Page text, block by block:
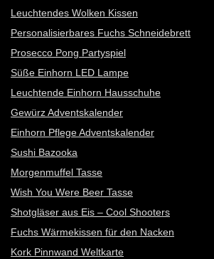
Leuchtendes Wolken Kissen
Personalisierbares Fuchs Schneidebrett
Prosecco Pong Partyspiel
Süße Einhorn LED Lampe
Leuchtende Einhorn Hausschuhe
Gewürz Adventskalender
Einhorn Pflege Adventskalender
Sushi Bazooka
Morgenmuffel Tasse
Wish You Were Beer Tasse
Shotgläser aus Eis – Cool Shooters
Fuchs Wärmekissen für den Nacken
Kork Pinnwand Weltkarte